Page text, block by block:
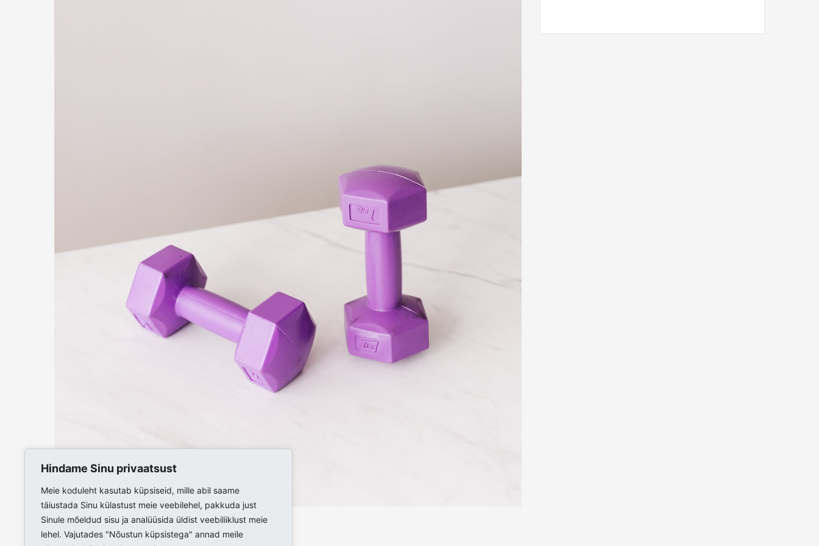
Hindame Sinu privaatsust
Meie koduleht kasutab küpsiseid, mille abil saame
täiustada Sinu külastust meie veebilehel, pakkuda just
Sinule mõeldud sisu ja analüüsida üldist veebiliiklust meie
lehel. Vajutades "Nõustun küpsistega" annad meile